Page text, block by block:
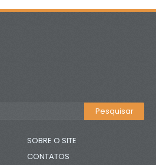
SOBRE O SITE
CONTATOS